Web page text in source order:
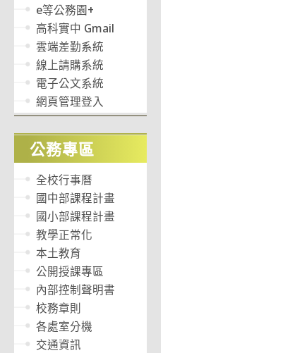
e等公務園+
高科實中 Gmail
雲端差勤系統
線上請購系統
電子公文系統
網頁管理登入
公務專區
全校行事曆
國中部課程計畫
國小部課程計畫
教學正常化
本土教育
公開授課專區
內部控制聲明書
校務章則
各處室分機
交通資訊